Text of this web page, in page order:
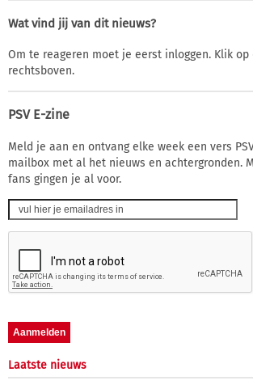
Wat vind jij van dit nieuws?
Om te reageren moet je eerst inloggen. Klik op
rechtsboven.
PSV E-zine
Meld je aan en ontvang elke week een vers
mailbox met al het nieuws en achtergronden.
fans gingen je al voor.
Laatste nieuws